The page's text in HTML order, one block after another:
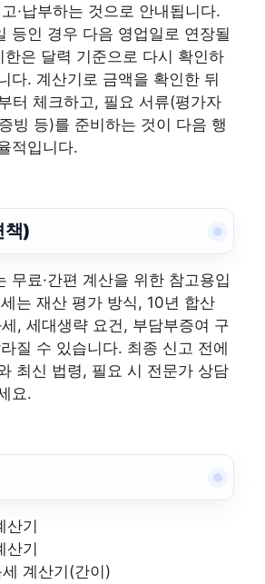
·납부하는 것으로 안내됩니다.
등인 경우 다음 영업일로 연장될
한은 달력 기준으로 다시 확인하
다. 계산기로 금액을 확인한 뒤
부터 체크하고, 필요 서류(평가자
빙 등)를 준비하는 것이 다음 행
적입니다.
책)
무료·간편 계산을 위한 참고용입
는 재산 평가 방식, 10년 합산
, 세대생략 요건, 부담부증여 구
질 수 있습니다. 최종 신고 전에
최신 법령, 필요 시 전문가 상담
요.
산기
산기
계산기(간이)